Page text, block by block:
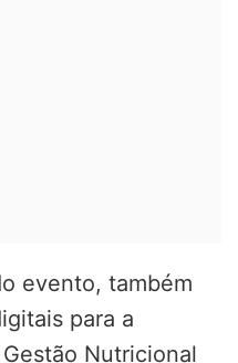
evento, também
para a
Nutricional